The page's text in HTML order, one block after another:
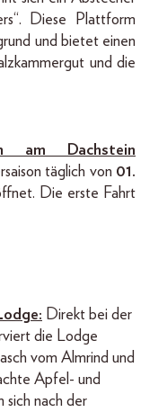
Diese Plattform
und bietet einen
und die
am Dachstein
täglich von 01.
Die erste Fahrt
Direkt bei der
die Lodge
vom Almrind und
Apfel- und
sich nach der